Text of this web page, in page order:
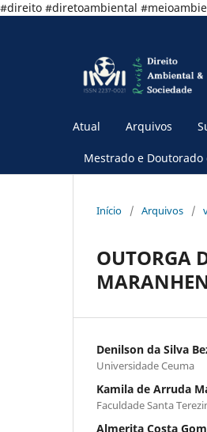
#direito #diretoambiental
Atual Arquivos
Mestrado e
Início / Arquivos /
OUTORGA
Denilson da Silva
Universidade Ceuma
Kamila de Arruda
Faculdade Santa
Almerita Costa